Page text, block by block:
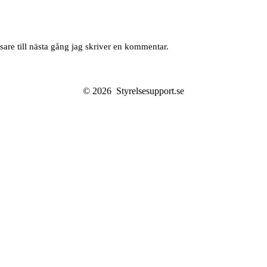
till nästa gång jag skriver en kommentar.
© 2026 Styrelsesupport.se